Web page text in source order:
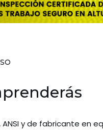
ANSI y de fabricante en